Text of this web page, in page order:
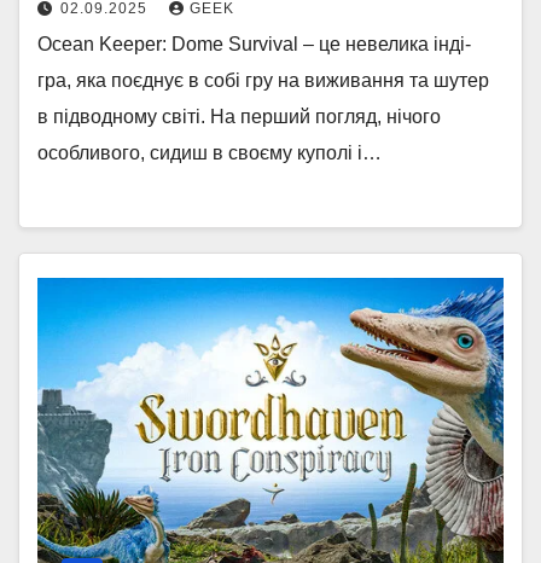
02.09.2025 GEEK
Ocean Keeper: Dome Survival – це невелика інді-
гра, яка поєднує в собі гру на виживання та шутер
в підводному світі. На перший погляд, нічого
особливого, сидиш в своєму куполі і…